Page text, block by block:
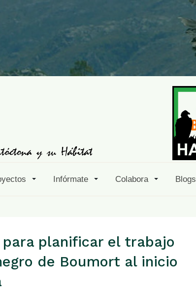
Infórmate Colabora Blogs
para planificar el trabajo
de Boumort al inicio